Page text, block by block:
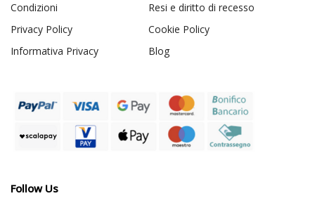
Condizioni
Resi e diritto di recesso
Privacy Policy
Cookie Policy
Informativa Privacy
Blog
Follow Us